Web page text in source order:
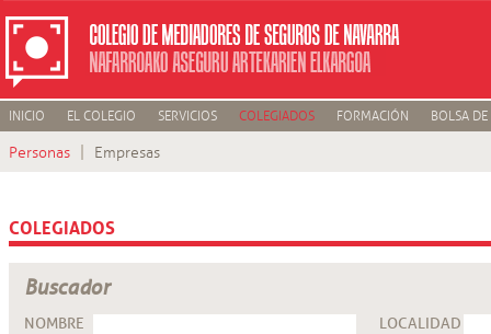
INICIO EL COLEGIO SERVICIOS COLEGIADOS FORMACIÓN BOLSA
Personas Empresas
COLEGIADOS
Buscador
NOMBRE LOCALIDAD